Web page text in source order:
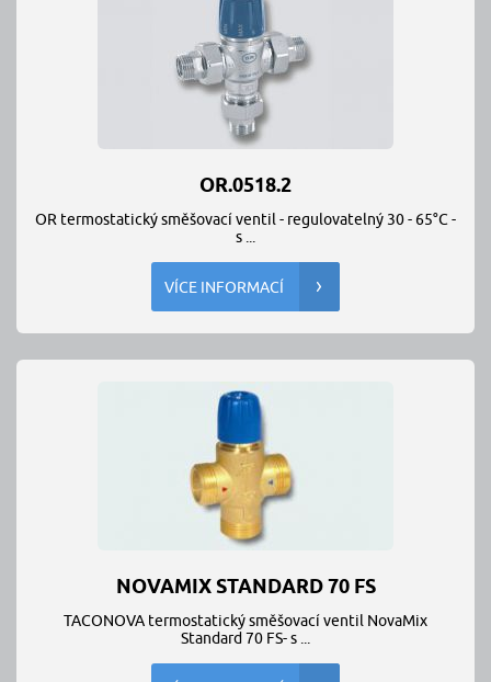
OR.0518.2
OR termostatický směšovací ventil - regulovatelný 30 - 65°C -
s ...
VÍCE INFORMACÍ
NOVAMIX STANDARD 70 FS
TACONOVA termostatický směšovací ventil NovaMix
Standard 70 FS- s ...